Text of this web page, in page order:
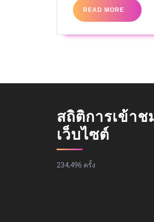
READ MORE
สถิติการเข้าช
เว็บไซต์
234,496 ครั้ง